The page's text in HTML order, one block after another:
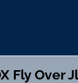
Fly Over